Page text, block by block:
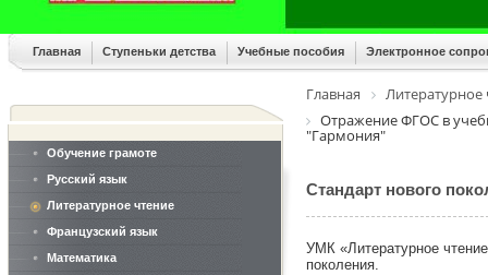
Главная Ступеньки детства Учебные пособия Электронное
Обучение грамоте
Русский язык
Литературное чтение
Французский язык
Математика
Главная
Литературное
Отражение ФГОС в
"Гармония"
Стандарт нового
УМК «Литературное
поколения.